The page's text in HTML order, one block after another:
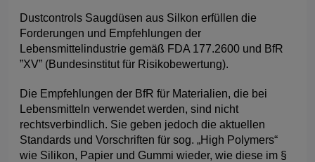
Dustcontrols Saugdüsen aus Silkon erfüllen die
Forderungen und Empfehlungen der
Lebensmittelindustrie gemäß FDA 177.2600 und BfR
”XV” (Bundesinstitut für Risikobewertung).
Die Empfehlungen der BfR für Materialien, die bei
Lebensmitteln verwendet werden, sind nicht
rechtsverbindlich. Sie geben jedoch die aktuellen
Standards und Vorschriften für sog. „High Polymers“
wie Silikon, Papier und Gummi wieder, wie diese im §